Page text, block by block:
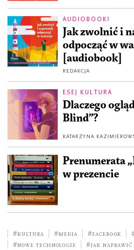
AUDIOBOOKI
Jak zwolnić i
odpocząć w
[audiobook]
REDAKCJA
ESEJ KULTURA
Dlaczego
Blind”?
KATARZYNA
Prenumerata
w prezencie
#kultura #media #facebook
#nowe technologie
#jak